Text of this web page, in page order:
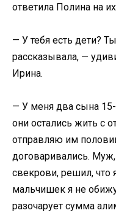
ответила Полина на
— У тебя есть дети?
рассказывала, —
Ирина.
— У меня два сына 15-
они остались жить с
отправляю им
договаривались.
свекрови, решил, что
мальчишек я не
разочарует сумма